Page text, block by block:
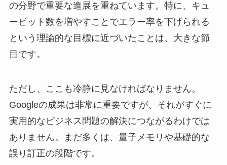
の分野で重要な進展を重ねています。特に、キュ
ービット数を増やすことでエラー率を下げられる
という理論的な目標に近づいたことは、大きな節
目です。
ただし、ここも冷静に見なければなりません。
Googleの成果は非常に重要ですが、それがすぐに
実用的なビジネス問題の解決につながるわけでは
ありません。まだ多くは、量子メモリや基礎的な
誤り訂正の段階です。